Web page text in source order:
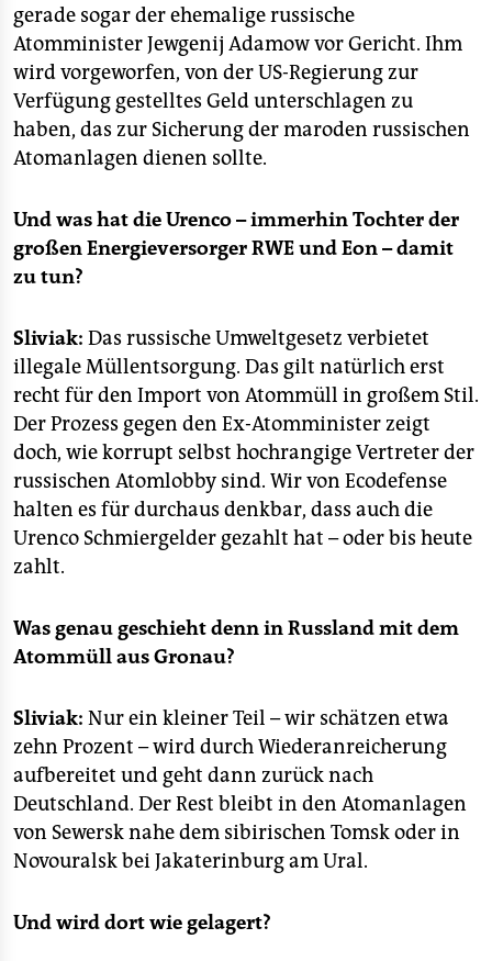
gerade sogar der ehemalige russische
Atomminister Jewgenij Adamow vor Gericht. Ihm
wird vorgeworfen, von der US-Regierung zur
Verfügung gestelltes Geld unterschlagen zu
haben, das zur Sicherung der maroden russischen
Atomanlagen dienen sollte.
Und was hat die Urenco – immerhin Tochter der
großen Energieversorger RWE und Eon – damit
zu tun?
Sliviak: Das russische Umweltgesetz verbietet
illegale Müllentsorgung. Das gilt natürlich erst
recht für den Import von Atommüll in großem Stil.
Der Prozess gegen den Ex-Atomminister zeigt
doch, wie korrupt selbst hochrangige Vertreter der
russischen Atomlobby sind. Wir von Ecodefense
halten es für durchaus denkbar, dass auch die
Urenco Schmiergelder gezahlt hat – oder bis heute
zahlt.
Was genau geschieht denn in Russland mit dem
Atommüll aus Gronau?
Sliviak: Nur ein kleiner Teil – wir schätzen etwa
zehn Prozent – wird durch Wiederanreicherung
aufbereitet und geht dann zurück nach
Deutschland. Der Rest bleibt in den Atomanlagen
von Sewersk nahe dem sibirischen Tomsk oder in
Novouralsk bei Jakaterinburg am Ural.
Und wird dort wie gelagert?